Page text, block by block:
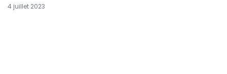
4 juillet 2023